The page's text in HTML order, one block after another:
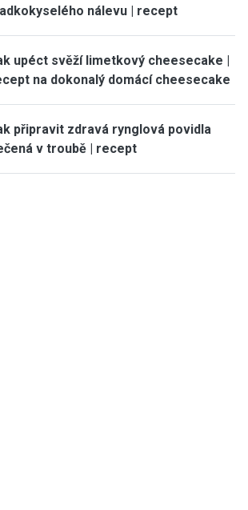
nálevu | recept
upéct svěží limetkový cheesecake |
na dokonalý domácí cheesecake
připravit zdravá rynglová povidla
v troubě | recept